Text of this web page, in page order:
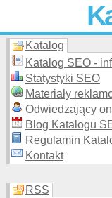
Skuteczna i
Katalog
Katalog SEO -
Statystyki SEO
Materiały
Odwiedzający
Blog Katalogu
Regulamin
Kontakt
RSS